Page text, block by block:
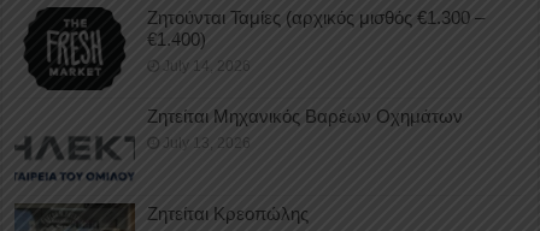
Ζητούνται Ταμίες (αρχικός μισθός €1.300 –
€1.400)
July 14, 2026
Ζητείται Μηχανικός Βαρέων Οχημάτων
July 13, 2026
Ζητείται Κρεοπώλης